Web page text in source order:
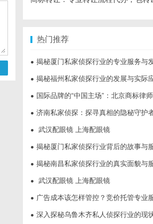
热门推荐
● 揭秘厦门私家侦探行业的专业服务与发
● 揭秘福州私家侦探行业的发展与实际应用
● 国际品牌的“中国主场”：北京商标律师在跨境维权中的
● 济南私家侦探：探寻真相的隐秘守护
● 武汉配眼镜 上海配眼镜
● 揭秘厦门私家侦探行业背后的故事与服
● 揭秘南昌私家侦探行业的真实面貌与服务价
● 武汉配眼镜 上海配眼镜
● 广告成本该怎样管控？竞价托管专业服务商
● 深入探秘乌鲁木齐私人侦探行业的现状与未来